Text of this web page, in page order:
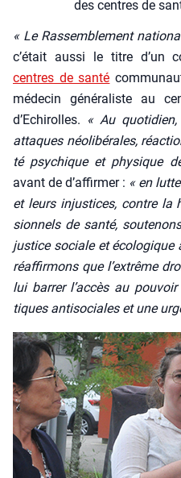
des centres de
« Le Ras­sem­ble­ment
c’était aus­si le titre d’un
centres de san­té
méde­cin géné­ra­liste au
d’Echirolles. « Au
attaques néo­li­bé­rales,
té psy­chique et phy­sique
avant de d’affirmer : « en
et leurs injus­tices, contre la
sion­nels de san­té,
jus­tice sociale et éco­lo­gique
réaf­fir­mons que l’extrême
lui bar­rer l’accès au
tiques anti­so­ciales et une